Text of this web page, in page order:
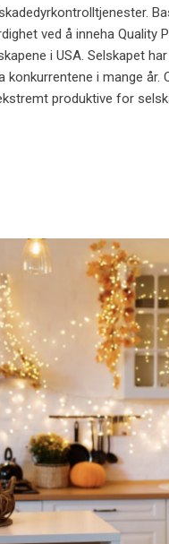
ved å inneha Quality
i USA. Selskapet
i mange år.
produktive for